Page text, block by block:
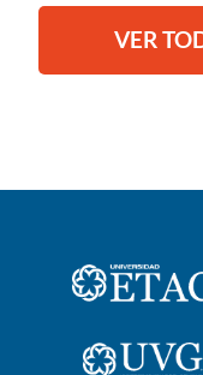
VER